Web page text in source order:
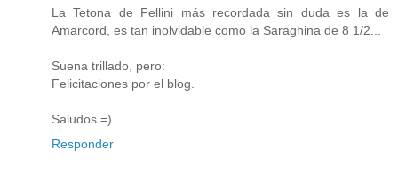
La Tetona de Fellini más recordada sin duda es la de
Amarcord, es tan inolvidable como la Saraghina de 8 1/2...
Suena trillado, pero:
Felicitaciones por el blog.
Saludos =)
Responder